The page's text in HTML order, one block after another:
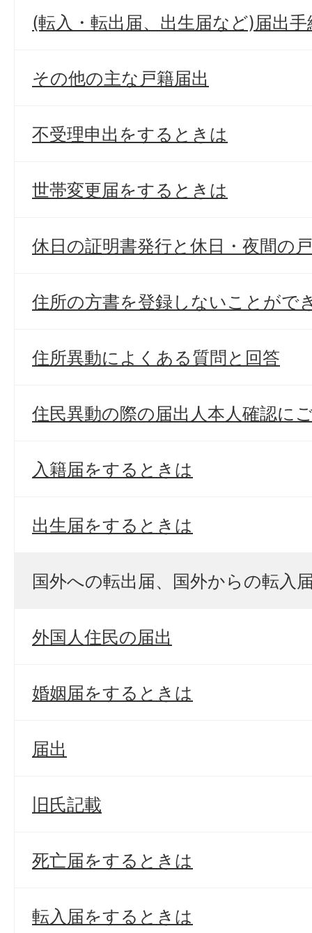
(転入・転出届、出生届など)届出手
その他の主な戸籍届出
不受理申出をするときは
世帯変更届をするときは
休日の証明書発行と休日・夜間の
住所の方書を登録しないことがで
住所異動によくある質問と回答
住民異動の際の届出人本人確認に
入籍届をするときは
出生届をするときは
国外への転出届、国外からの転入
外国人住民の届出
婚姻届をするときは
届出
旧氏記載
死亡届をするときは
転入届をするときは